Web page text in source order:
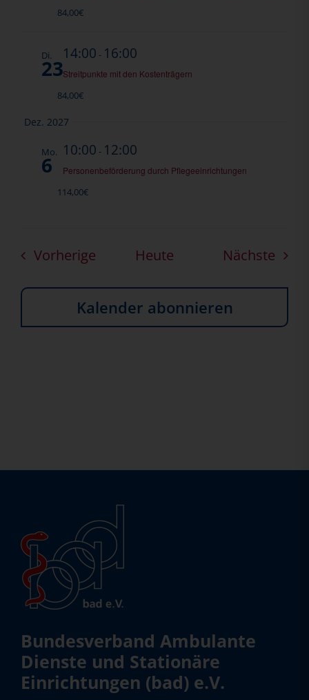
84,00€
Di.
23
14:00 - 16:00
Streitpunkte mit den Kostenträgern
84,00€
Dez. 2027
Mo.
6
10:00 - 12:00
Personenbeförderung durch Pflegeeinrichtungen
114,00€
VorherigeVeranstaltungen
Heute Nächste
Kalender abonnieren
Bundesverband Ambulante
Dienste und Stationäre
Einrichtungen (bad) e.V.